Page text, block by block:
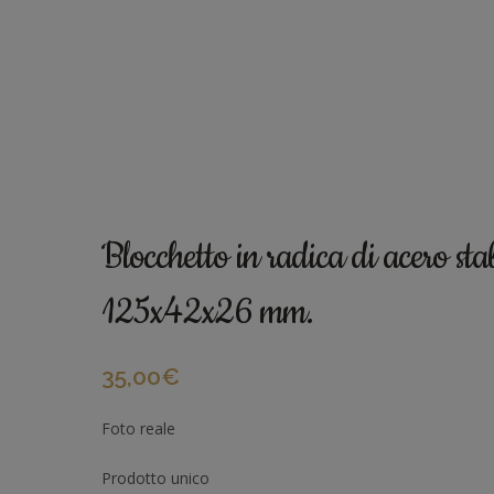
Blocchetto in radica di acero
125x42x26 mm.
35,00€
Foto reale
Prodotto unico